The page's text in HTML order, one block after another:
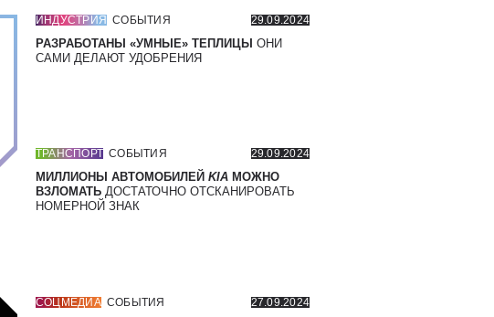
ИНДУСТРИЯ СОБЫТИЯ 29.09.2024
РАЗРАБОТАНЫ «УМНЫЕ» ТЕПЛИЦЫ ОНИ
САМИ ДЕЛАЮТ УДОБРЕНИЯ
ТРАНСПОРТ СОБЫТИЯ 29.09.2024
МИЛЛИОНЫ АВТОМОБИЛЕЙ KIA МОЖНО
ВЗЛОМАТЬ ДОСТАТОЧНО ОТСКАНИРОВАТЬ
НОМЕРНОЙ ЗНАК
СОЦМЕДИА СОБЫТИЯ 27.09.2024